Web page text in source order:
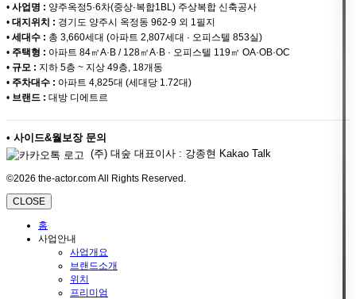
• 사업명 : 양주옥정5·6차(중상·복합1BL) 주상복합 신축공사
• 대지위치 : 경기도 양주시 옥정동 962-9 외 1필지
• 세대수 : 총 3,660세대 (아파트 2,807세대 · 오피스텔 853실)
• 주택형 : 아파트 84㎡A·B / 128㎡A·B · 오피스텔 119㎡ OA·OB·OC
• 규모 : 지하 5층 ~ 지상 49층, 18개동
• 주차대수 : 아파트 4,825대 (세대당 1.72대)
• 브랜드 : 대방 디에트르
• 사이드&월보장 문의
(주) 대숲 대표이사 : 강종현 Kakao Talk
©2026 the-actor.com All Rights Reserved.
CLOSE
홈
사업안내
사업개요
브랜드소개
위치
프리미엄